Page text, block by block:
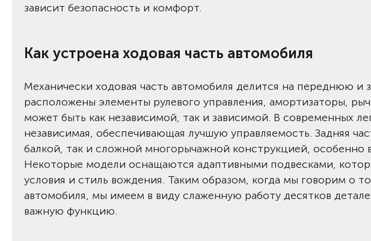
зависит безопасность и комфорт.
Как устроена ходовая часть автомобиля
Механически ходовая часть автомобиля делится на переднюю
расположены элементы рулевого управления, амортизаторы,
может быть как независимой, так и зависимой. В современных
независимая, обеспечивающая лучшую управляемость. Задняя
балкой, так и сложной многорычажной конструкцией,
Некоторые модели оснащаются адаптивными подвесками,
условия и стиль вождения. Таким образом, когда мы говорим о
автомобиля, мы имеем в виду слаженную работу десятков
важную функцию.